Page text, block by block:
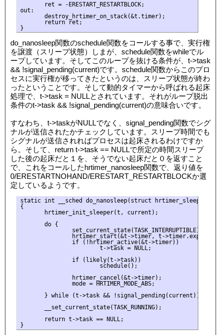
       ret = -ERESTART_RESTARTBLOCK;
out:
       destroy_hrtimer_on_stack(&t.timer);
       return ret;
do_nanosleep関数のschedule関数をコールする事で、実行権
を譲渡（スリープ状態）しまが、schedule関数をwhileでル
ープしています。そしてこのループを抜ける条件が、t->task
&& !signal_pending(current)です。schedule関数からこのプロ
セスに実行権が移ってきたというのは、スリープ状態が終わ
ったということです。そして動的タイマーから呼ばれる起床
処理で、t->task = NULLとされています。それがループ脱出
条件のt->task && !signal_pending(current)の意味合いです。
すなわち、t->taskがNULLでなく、signal_pending関数でシグ
ナルが送信されたかチェックしています。スリープ時間でも
シグナルが送信されればプロセスは起床されるわけですか
ら。そして、return t->task == NULLで所定の時間スリープ
した後の起床だと１を、そうでない起床だと０を返すこと
で、これをコールしたhrtimer_nanosleep関数で、返り値を
0/ERESTARTNOHAND/ERESTART_RESTARTBLOCKか選
定しているようです。
static int __sched do_nanosleep(struct hrtimer_sleeper *t,
{
       hrtimer_init_sleeper(t, current);
       do {
               set_current_state(TASK_INTERRUPTIBLE);
hrtimer_start(&t->timer, t->timer.expires,
               if (!hrtimer_active(&t->timer))
                       t->task = NULL;
               if (likely(t->task))
                       schedule();
               hrtimer_cancel(&t->timer);
               mode = HRTIMER_MODE_ABS;
       } while (t->task && !signal_pending(current));
       __set_current_state(TASK_RUNNING);
       return t->task == NULL;